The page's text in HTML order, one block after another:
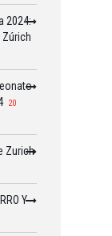
2024:
20
Zurich
Y